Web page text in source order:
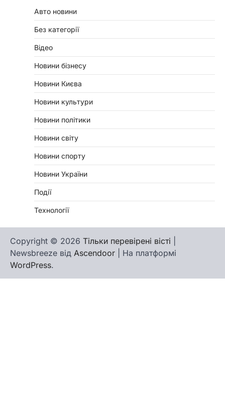
Авто новини
Без категорії
Відео
Новини бізнесу
Новини Києва
Новини культури
Новини політики
Новини світу
Новини спорту
Новини України
Події
Технології
Copyright © 2026 Тільки перевірені вісті
Newsbreeze від Ascendoor | На платформі
WordPress.